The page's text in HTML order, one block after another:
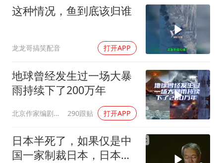
这种情况，鱼到底该归谁
龙龙哥搞笑配音 打开APP
地球曾经发生过一场大暴
雨持续下了200万年
北京作家编剧肥猪满圈 290跟贴 打开APP
日本半死了，如果仅是中
国一家制裁日本，日本可